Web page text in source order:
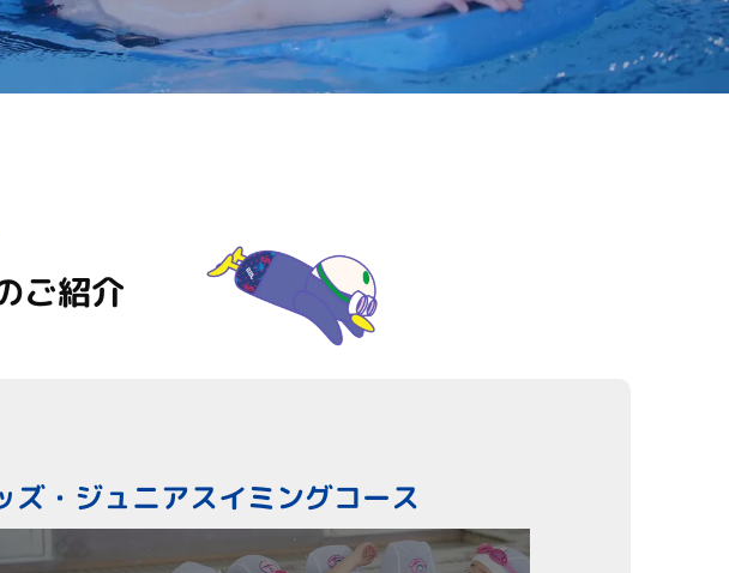
ご紹介
ズ・ジュニアスイミングコース